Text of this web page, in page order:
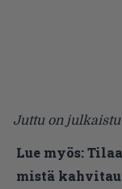
Juttu on
Lue myös:
mistä